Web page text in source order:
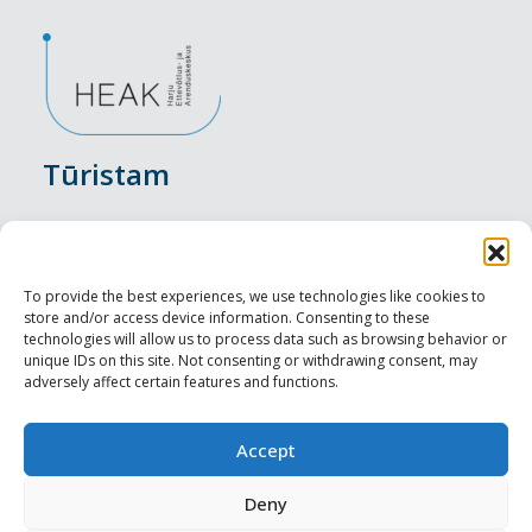
To provide the best experiences, we use technologies like cookies to
store and/or access device information. Consenting to these
technologies will allow us to process data such as browsing behavior or
unique IDs on this site. Not consenting or withdrawing consent, may
adversely affect certain features and functions.
Accept
Deny
Tūristam
Nakšņošana
Vietas maltītei
Apskates objekti
Profesionāliem